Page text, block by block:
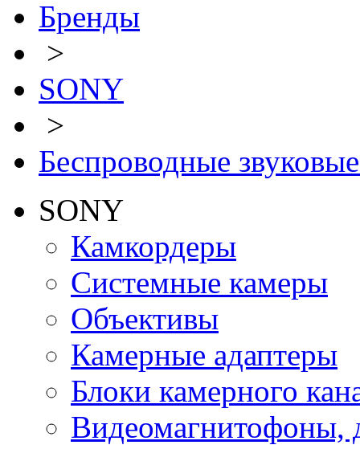
Бренды
>
SONY
>
Беспроводные
SONY
Камкордеры
Системные камеры
Объективы
Камерные адаптеры
Блоки камерного
Видеомагнитофоны,